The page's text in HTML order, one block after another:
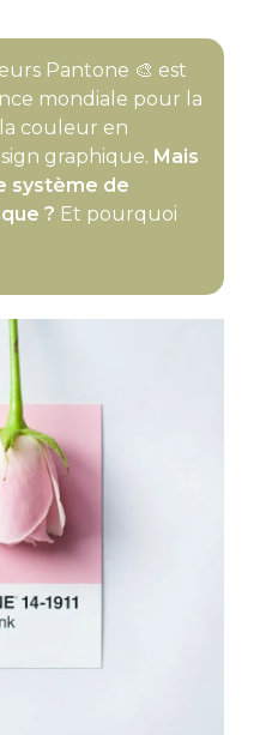
Pantone 🎨 est
mondiale pour la
couleur en
graphique. Mais
système de
? Et pourquoi